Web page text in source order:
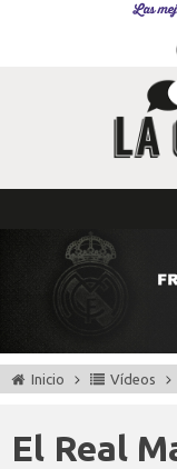
Las
Inicio Vídeos
El Real